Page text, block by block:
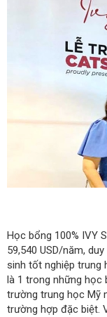
Học bổng 100% IVY
59,540 USD/năm,
sinh tốt nghiệp trung
là 1 trong những
trường trung học Mỹ
trường hợp đặc biệt.